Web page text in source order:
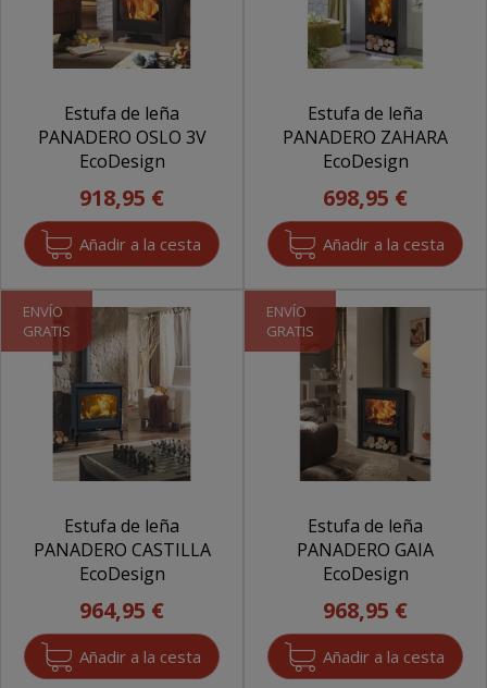
Estufa de leña
PANADERO OSLO 3V
EcoDesign
918,95 €
Estufa de leña
PANADERO ZAHARA
EcoDesign
698,95 €
ENVÍO
GRATIS
Estufa de leña
PANADERO CASTILLA
EcoDesign
964,95 €
ENVÍO
GRATIS
Estufa de leña
PANADERO GAIA
EcoDesign
968,95 €